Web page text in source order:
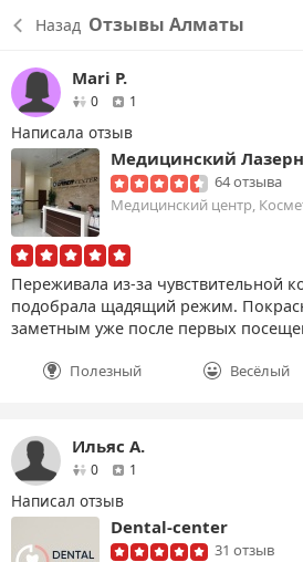
Отзывы Алматы
Назад
Mari P.
0друзей1
Написала отзыв
Медицинский
64 отзыва
Медицинский центр,
Переживала из-за чувствительной
подобрала щадящий режим.
заметным уже после первых
Полезный Весёлый
Ильяс А.
0друзей1
Написал отзыв
Dental-center
31 отзыв